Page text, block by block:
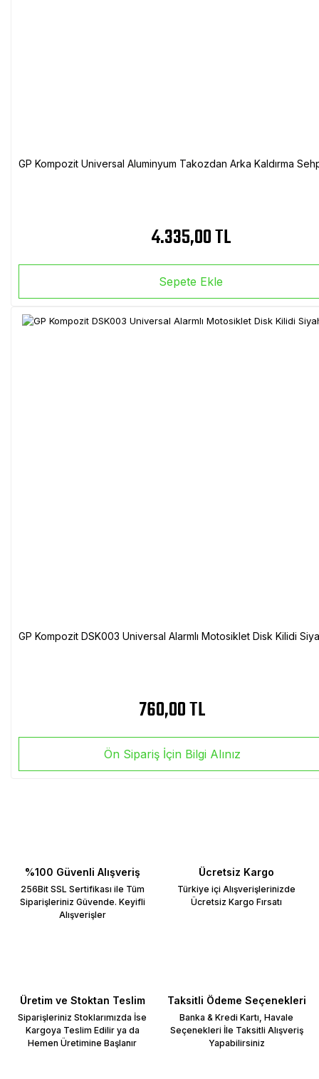
GP Kompozit Universal Aluminyum Takozdan Arka Kaldırma
4.335,00 TL
Sepete Ekle
GP Kompozit DSK003 Universal Alarmlı Motosiklet Disk Kilidi
760,00 TL
Ön Sipariş İçin Bilgi Alınız
%100 Güvenli Alışveriş
256Bit SSL Sertifikası ile Tüm
Siparişleriniz Güvende. Keyifli
Alışverişler
Ücretsiz Kargo
Türkiye içi Alışverişlerinizde
Ücretsiz Kargo Fırsatı
Üretim ve Stoktan Teslim
Siparişleriniz Stoklarımızda İse
Kargoya Teslim Edilir ya da
Hemen Üretimine Başlanır
Taksitli Ödeme Seçenekleri
Banka & Kredi Kartı, Havale
Seçenekleri İle Taksitli Alışveriş
Yapabilirsiniz